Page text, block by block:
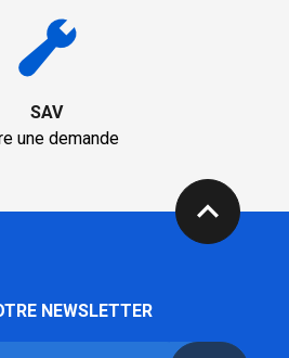
SAV
une demande
expand_less
NEWSLETTER